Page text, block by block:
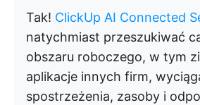
Tak! ClickUp AI Connected
natychmiast przeszukiwać
obszaru roboczego, w tym
aplikacje innych firm,
spostrzeżenia, zasoby i